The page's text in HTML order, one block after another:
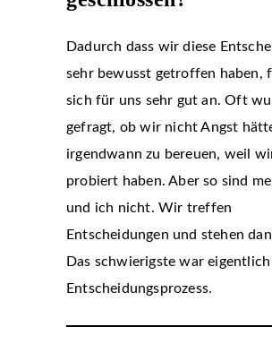
Dadurch dass wir diese
sehr bewusst getroffen haben,
sich für uns sehr gut an. Oft
gefragt, ob wir nicht Angst
irgendwann zu bereuen, weil
probiert haben. Aber so sind
und ich nicht. Wir treffen
Entscheidungen und stehen
Das schwierigste war
Entscheidungsprozess.